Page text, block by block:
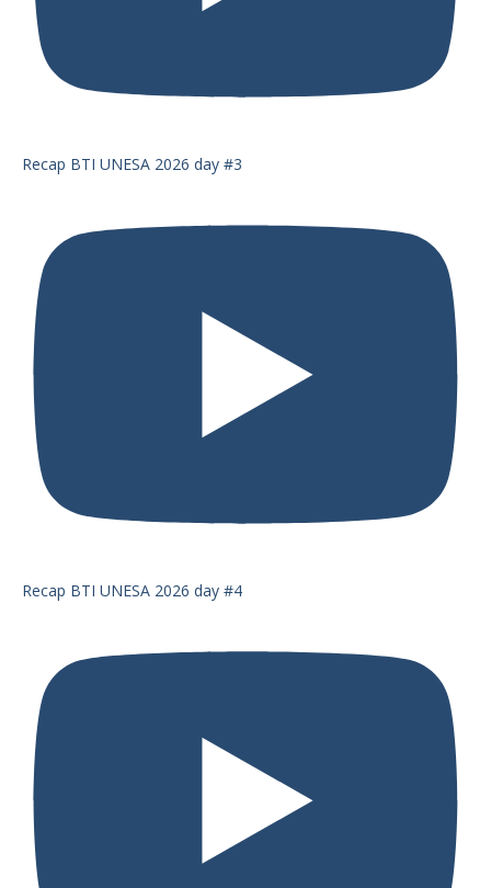
Recap BTI UNESA 2026 day #3
Recap BTI UNESA 2026 day #4